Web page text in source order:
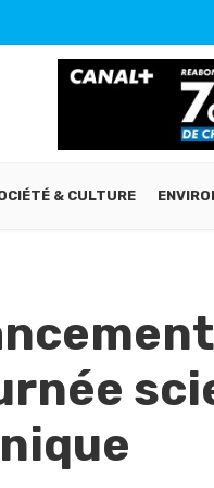
& CULTURE